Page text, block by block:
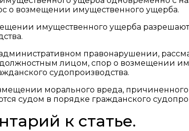
о возмещении имущественного ущерба.
имущественного ущерба
правонарушении,
лицом, спор о возмещении
судопроизводства.
морального вреда,
судом в порядке гражданского
к статье.